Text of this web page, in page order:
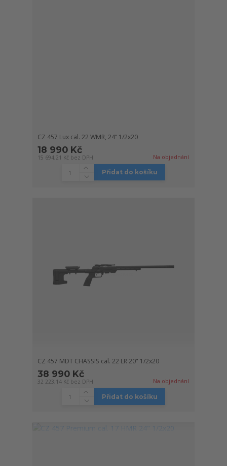
CZ 457 Lux cal. 22 WMR, 24“ 1/2x20
18 990 Kč
15 694,21 Kč bez DPH Na objednání
Přidat do košíku
CZ 457 MDT CHASSIS cal. 22 LR 20" 1/2x20
38 990 Kč
32 223,14 Kč bez DPH Na objednání
Přidat do košíku